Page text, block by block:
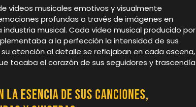
videos musicales emotivos y visualmente
profundas a través de imágenes en
musical. Cada video musical producido por
a la perfección la intensidad de sus
atención al detalle se reflejaban en cada escena,
tocaba el corazón de sus seguidores y trascendía
esencia de sus canciones,